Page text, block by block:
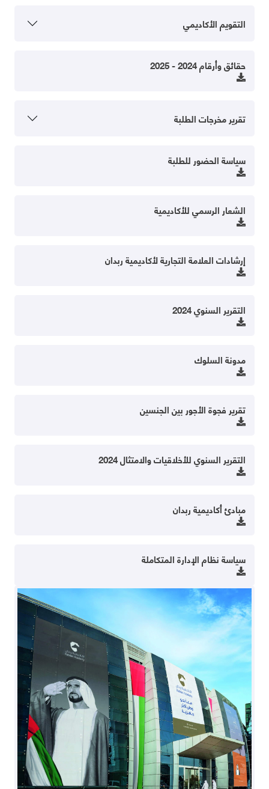
التقويم الأكاديمي
حقائق وأرقام 2024 - 2025
تقرير مخرجات الطلبة
سياسة الحضور للطلبة
الشعار الرسمي للأكاديمية
إرشادات العلامة التجارية لأكاديمية ربدان
التقرير السنوي 2024
مدونة السلوك
تقرير فجوة الأجور بين الجنسين
التقرير السنوي للأخلاقيات والامتثال 2024
مبادئ أكاديمية ربدان
سياسة نظام الإدارة المتكاملة